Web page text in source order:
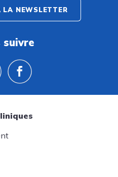
LA NEWSLETTER
suivre